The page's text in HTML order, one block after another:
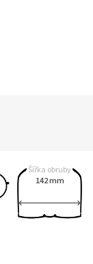
Šířka obruby
142 mm